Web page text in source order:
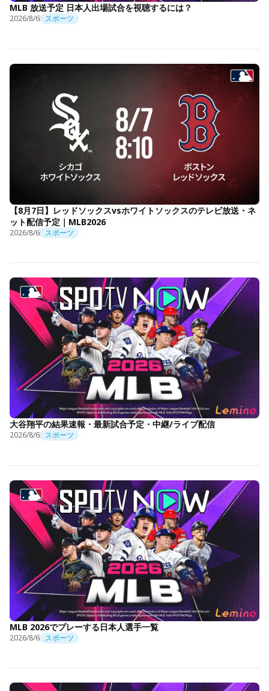
MLB 放送予定 日本人出場試合を視聴するには？
2026/8/6 スポーツ
【8月7日】レッドソックスvsホワイトソックスのテレビ放送・ネ
ット配信予定｜MLB2026
2026/8/6 スポーツ
大谷翔平の結果速報・最新試合予定・中継/ライブ配信
2026/8/6 スポーツ
MLB 2026でプレーする日本人選手一覧
2026/8/6 スポーツ